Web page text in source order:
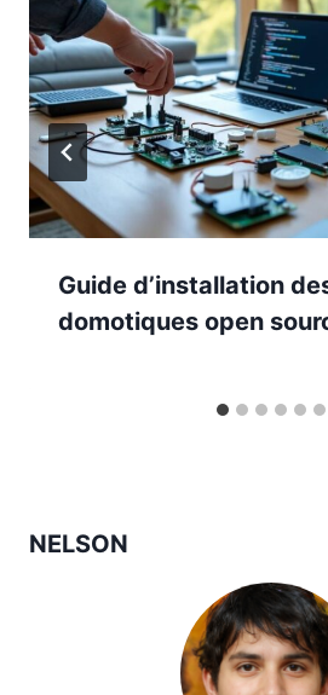
Guide d’installation
domotiques open
NELSON